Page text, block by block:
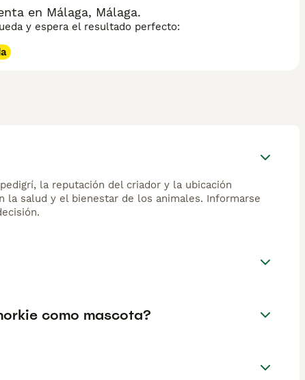
en Málaga, Málaga.
y espera el resultado perfecto:
la reputación del criador y la ubicación
la salud y el bienestar de los animales. Informarse
como mascota?